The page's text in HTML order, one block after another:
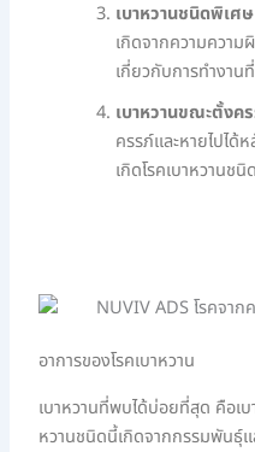
เบาหวานชนิดพิเศษ
เกิดจากความควา
เกี่ยวกับการทำงา
เบาหวานขณะตั้งค
ครรภ์และหายไปได้
เกิดโรคเบาหวานช
อาการของโรคเบาหวาน
เบาหวานที่พบได้บ่อยที่สุด คือเ
หวานชนิดนี้เกิดจากกรรมพันธุ์แ